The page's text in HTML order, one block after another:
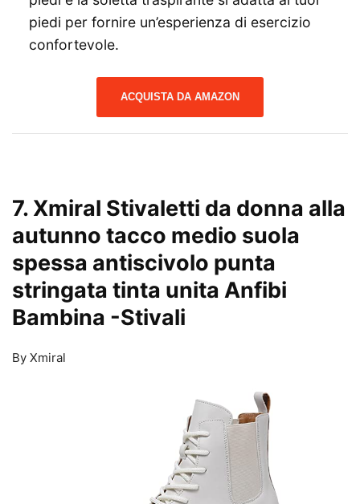
piedi per fornire un’esperienza di esercizio
confortevole.
ACQUISTA DA AMAZON
7. Xmiral Stivaletti da donna alla
autunno tacco medio suola
spessa antiscivolo punta
stringata tinta unita Anfibi
Bambina -Stivali
By Xmiral